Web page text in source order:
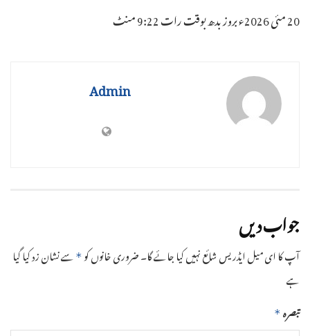
20 مئی 2026ء بروز بدھ بوقت رات 9:22 منٹ
Admin
جواب دیں
آپ کا ای میل ایڈریس شائع نہیں کیا جائے گا۔ضروری خانوں کو * سے نشان زد کیا گیا
ہے
تبصرہ *